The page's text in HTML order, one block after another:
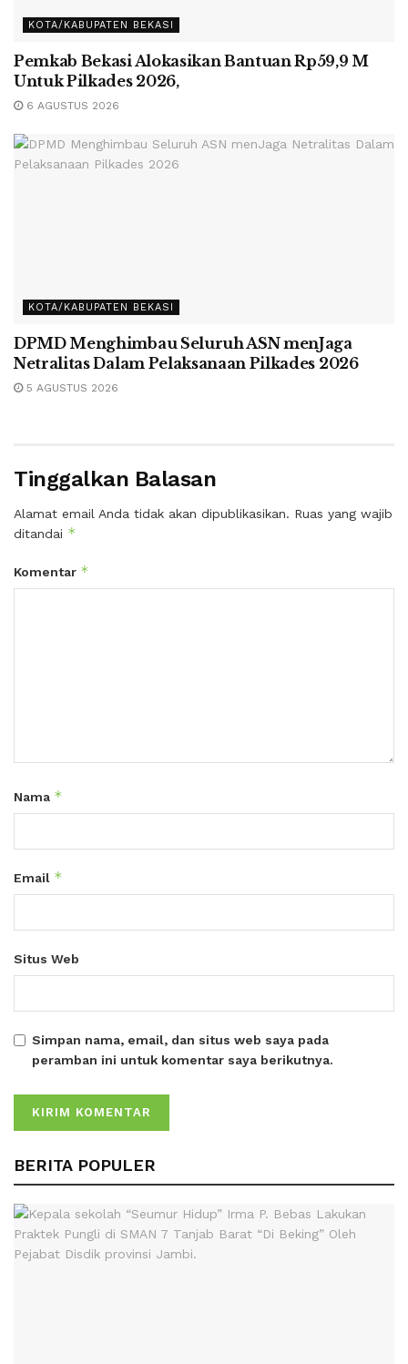
KOTA/KABUPATEN BEKASI
Pemkab Bekasi Alokasikan Bantuan Rp59,9 M
Untuk Pilkades 2026,
6 AGUSTUS 2026
KOTA/KABUPATEN BEKASI
DPMD Menghimbau Seluruh ASN menJaga
Netralitas Dalam Pelaksanaan Pilkades 2026
5 AGUSTUS 2026
Tinggalkan Balasan
Alamat email Anda tidak akan dipublikasikan. Ruas yang wajib
ditandai *
Komentar *
Nama *
Email *
Situs Web
Simpan nama, email, dan situs web saya pada
peramban ini untuk komentar saya berikutnya.
BERITA POPULER